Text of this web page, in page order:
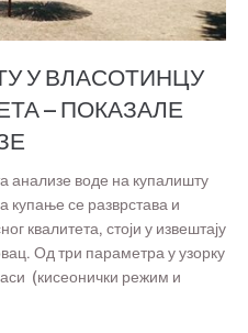
У ВЛАСОТИНЦУ
– ПОКАЗАЛЕ
анализе воде на купалишту
купање се разврстава и
квалитета, стоји у извештају
Од три параметра у узорку
(кисеонички режим и